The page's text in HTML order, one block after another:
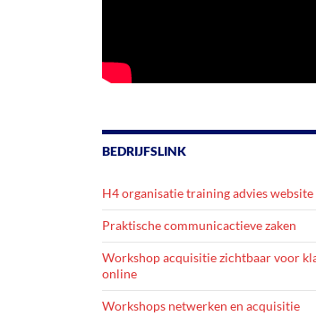
BEDRIJFSLINK
H4 organisatie training advies website
Praktische communicactieve zaken
Workshop acquisitie zichtbaar voor
online
Workshops netwerken en acquisitie